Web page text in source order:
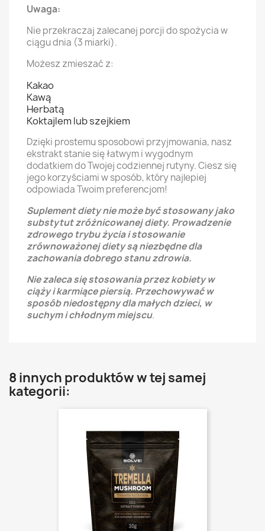
Uwaga:
Nie przekraczaj zalecanej porcji do spożycia w
ciągu dnia (3 miarki).
Możesz zmieszać z:
Kakao
Kawą
Herbatą
Koktajlem lub szejkiem
Dzięki prostemu sposobowi przyjmowania, nasz
ekstrakt stanie się łatwym i wygodnym
dodatkiem do Twojej codziennej rutyny. Ciesz się
jego korzyściami w sposób, który najlepiej
odpowiada Twoim preferencjom!
Suplement diety nie może być stosowany jako
substytut zróżnicowanej diety. Prowadzenie
zdrowego trybu życia i stosowanie
zrównoważonej diety są niezbędne dla
zachowania dobrego stanu zdrowia.
Nie zaleca się stosowania przez kobiety w
ciąży i karmiące piersią. Przechowywać w
sposób niedostępny dla małych dzieci, w
suchym i chłodnym miejscu.
8 innych produktów w tej samej
kategorii: